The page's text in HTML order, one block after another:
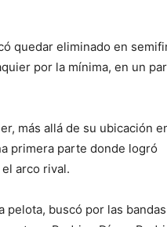
quedar eliminado en
por la mínima, en un
más allá de su ubicación
primera parte donde logró
arco rival.
buscó por las